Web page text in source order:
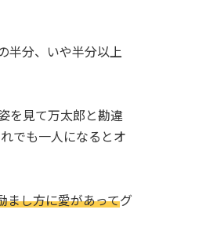
半分、いや半分以上
を見て万太郎と勘違
でも一人になるとオ
まし方に愛があってグ